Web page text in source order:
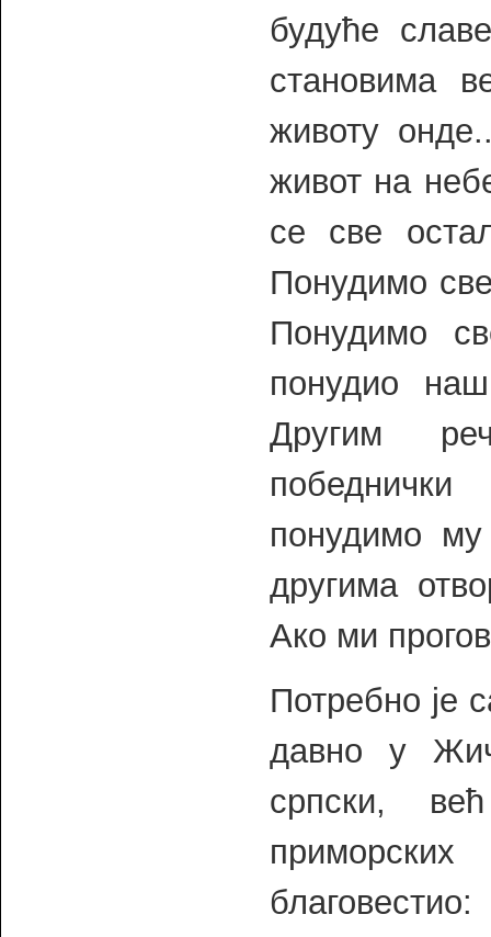
будуће
становима
животу
живот на
се све
Понудимо
Понудимо
понудио
Другим
понудимо
другима
Ако ми
Потребно је
давно у
српски,
благовестио: